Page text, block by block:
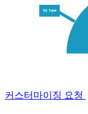
커스터마이징 요청